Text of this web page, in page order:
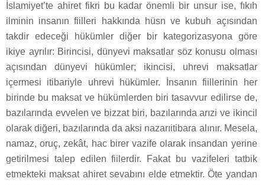
İslamiyet’te ahiret fikri bu kadar önemli bir unsur ise, fıkıh
ilminin insanın fiilleri hakkında hüsn ve kubuh açısından
takdir edeceği hükümler diğer bir kategorizasyona göre
ikiye ayrılır: Birincisi, dünyevi maksatlar söz konusu olması
açısından dünyevi hükümler; ikincisi, uhrevi maksatlar
içermesi itibariyle uhrevi hükümler. İnsanın fiillerinin her
birinde bu maksat ve hükümlerden biri tasavvur edilirse de,
bazılarında evvelen ve bizzat biri, bazılarında arızi ve ikincil
olarak diğeri, bazılarında da aksi nazarıitibara alınır. Mesela,
namaz, oruç, zekât, hac birer vazife olarak insandan yerine
getirilmesi talep edilen fiilerdir. Fakat bu vazifeleri tatbik
etmekteki maksat ahiret sevabını elde etmektir. Öte yandan